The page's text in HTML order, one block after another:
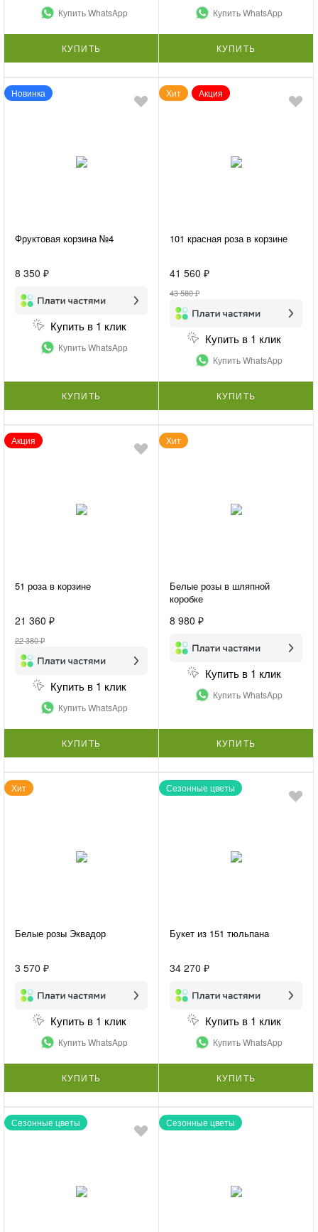
Купить WhatsApp
КУПИТЬ
Купить WhatsApp
КУПИТЬ
Новинка
Фруктовая корзина №4
8 350 ₽
Купить в 1 клик
Купить WhatsApp
КУПИТЬ
Хит Акция
101 красная роза в корзине
41 560 ₽
43 580 ₽
Купить в 1 клик
Купить WhatsApp
КУПИТЬ
Акция
51 роза в корзине
21 360 ₽
22 380 ₽
Купить в 1 клик
Купить WhatsApp
КУПИТЬ
Хит
Белые розы в шляпной
коробке
8 980 ₽
Купить в 1 клик
Купить WhatsApp
КУПИТЬ
Хит
Белые розы Эквадор
3 570 ₽
Купить в 1 клик
Купить WhatsApp
КУПИТЬ
Сезонные цветы
Букет из 151 тюльпана
34 270 ₽
Купить в 1 клик
Купить WhatsApp
КУПИТЬ
Сезонные цветы Сезонные цветы